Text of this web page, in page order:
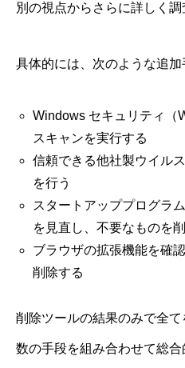
別の視点からさらに詳しく調
具体的には、次のような追加
Windows セキュリティ（
スキャンを実行する
信頼できる他社製ウイル
を行う
スタートアッププログラ
を見直し、不要なものを
ブラウザの拡張機能を確
削除する
削除ツールの結果のみで全
数の手段を組み合わせて総合